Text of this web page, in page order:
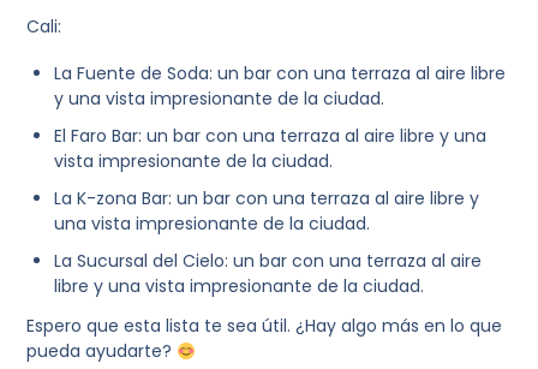
Cali:
La Fuente de Soda: un bar con una terraza al aire libre
y una vista impresionante de la ciudad.
El Faro Bar: un bar con una terraza al aire libre y una
vista impresionante de la ciudad.
La K-zona Bar: un bar con una terraza al aire libre y
una vista impresionante de la ciudad.
La Sucursal del Cielo: un bar con una terraza al aire
libre y una vista impresionante de la ciudad.
Espero que esta lista te sea útil. ¿Hay algo más en lo que
pueda ayudarte?